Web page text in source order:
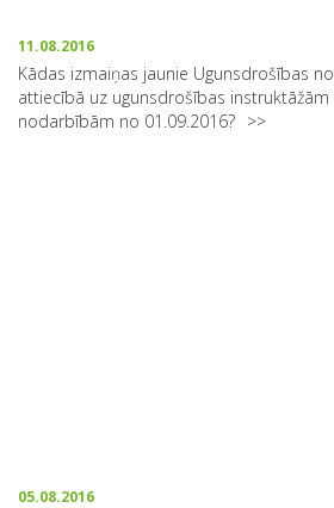
11.08.2016
Kādas izmaiņas jaunie Ugunsdrošības
attiecībā uz ugunsdrošības
nodarbībām no 01.09.2016?
05.08.2016